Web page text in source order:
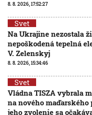
8. 8. 2026, 17:52:27
Svet
Na Ukrajine nezostala
nepoškodená tepelná
V. Zelenskyj
8. 8. 2026, 15:34:46
Svet
Vládna TISZA vybrala
na nového maďarského
jeho zvolenie sa